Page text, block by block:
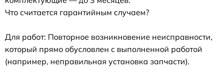
Что считается гарантийным случаем?
Для работ: Повторное возникновение неисправности,
который прямо обусловлен с выполненной работой
(например, неправильная установка запчасти).